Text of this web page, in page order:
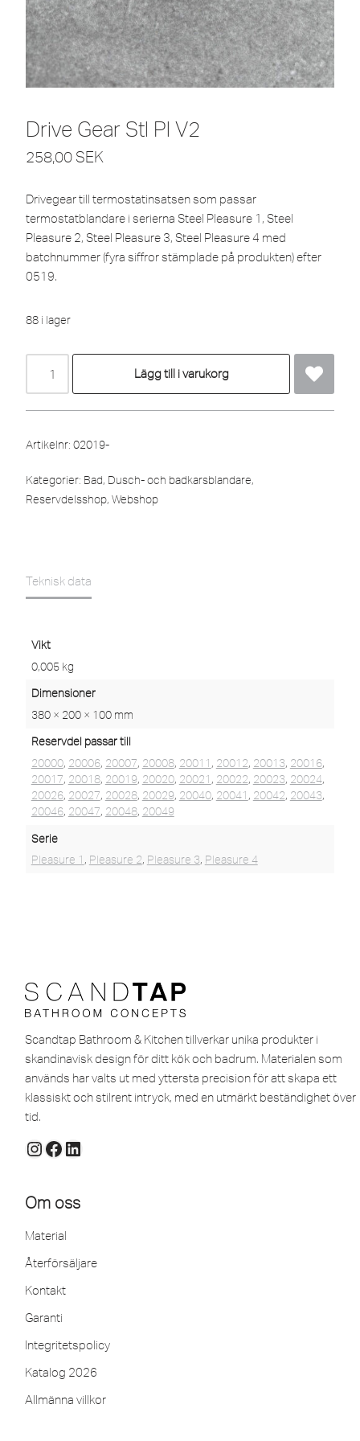
Drive Gear Stl Pl V2
258,00 SEK
Drivegear till termostatinsatsen som passar
termostatblandare i serierna Steel Pleasure 1, Steel
Pleasure 2, Steel Pleasure 3, Steel Pleasure 4 med
batchnummer (fyra siffror stämplade på produkten) efter
0519.
88 i lager
Lägg till i varukorg
Artikelnr: 02019-
Kategorier: Bad, Dusch- och badkarsblandare,
Reservdelsshop, Webshop
Teknisk data
Vikt
0,005 kg
Dimensioner
380 × 200 × 100 mm
Reservdel passar till
20000, 20006, 20007, 20008, 20011 , 20012, 20013, 20016,
20017, 20018, 20019, 20020, 20021 , 20022, 20023, 20024,
20026, 20027, 20028, 20029, 20040, 20041 , 20042, 20043,
20046, 20047, 20048, 20049
Serie
Pleasure 1 , Pleasure 2, Pleasure 3, Pleasure 4
Scandtap Bathroom & Kitchen tillverkar unika produkter i
skandinavisk design för ditt kök och badrum. Materialen som
används har valts ut med yttersta precision för att skapa ett
klassiskt och stilrent intryck, med en utmärkt beständighet över
tid.
Om oss
Material
Återförsäljare
Kontakt
Garanti
Integritetspolicy
Katalog 2026
Allmänna villkor